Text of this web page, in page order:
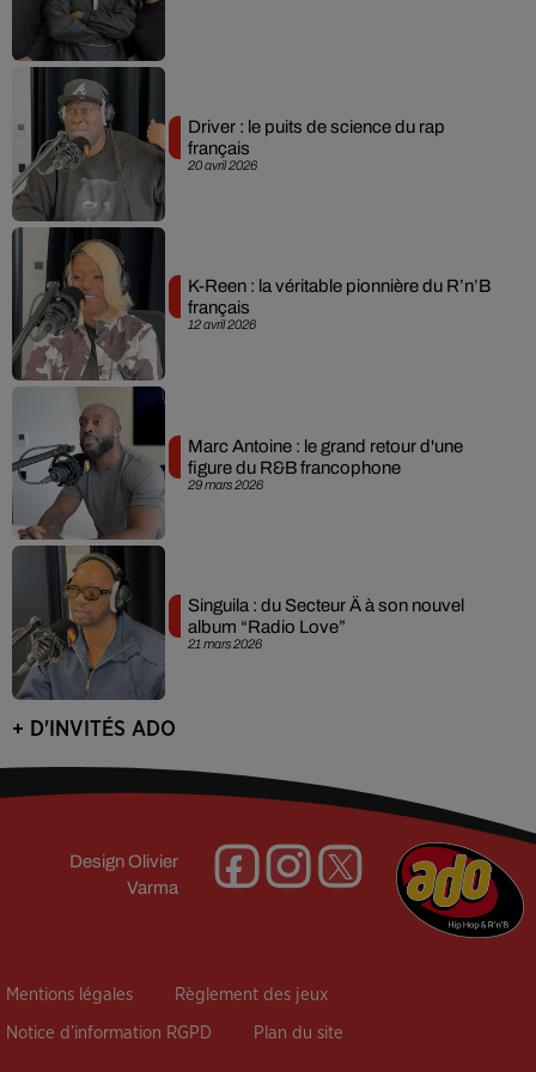
20 avril 2026
Driver : le puits de science du rap
français
12 avril 2026
K-Reen : la véritable pionnière du R’n’B
français
29 mars 2026
Marc Antoine : le grand retour d'une
figure du R&B francophone
21 mars 2026
Singuila : du Secteur Ä à son nouvel
album “Radio Love”
+ D'INVITÉS ADO
Design Olivier
Varma
Mentions légales Règlement des jeux
Notice d’information RGPD Plan du site